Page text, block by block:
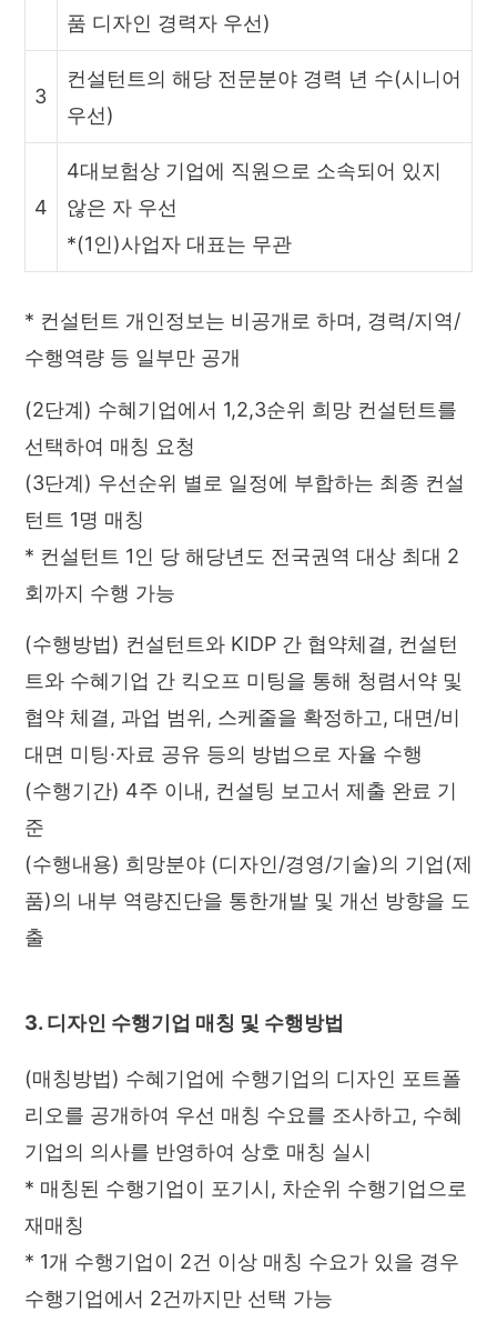
품 디자인 경력자 우선)
3
컨설턴트의 해당 전문분야 경력 년 수(시니어
우선)
4
4대보험상 기업에 직원으로 소속되어 있지
않은 자 우선
*(1인)사업자 대표는 무관
* 컨설턴트 개인정보는 비공개로 하며, 경력/지역/
수행역량 등 일부만 공개
(2단계) 수혜기업에서 1,2,3순위 희망 컨설턴트를
선택하여 매칭 요청
(3단계) 우선순위 별로 일정에 부합하는 최종 컨설
턴트 1명 매칭
* 컨설턴트 1인 당 해당년도 전국권역 대상 최대 2
회까지 수행 가능
(수행방법) 컨설턴트와 KIDP 간 협약체결, 컨설턴
트와 수혜기업 간 킥오프 미팅을 통해 청렴서약 및
협약 체결, 과업 범위, 스케줄을 확정하고, 대면/비
대면 미팅·자료 공유 등의 방법으로 자율 수행
(수행기간) 4주 이내, 컨설팅 보고서 제출 완료 기
준
(수행내용) 희망분야 (디자인/경영/기술)의 기업(제
품)의 내부 역량진단을 통한개발 및 개선 방향을 도
출
3. 디자인 수행기업 매칭 및 수행방법
(매칭방법) 수혜기업에 수행기업의 디자인 포트폴
리오를 공개하여 우선 매칭 수요를 조사하고, 수혜
기업의 의사를 반영하여 상호 매칭 실시
* 매칭된 수행기업이 포기시, 차순위 수행기업으로
재매칭
* 1개 수행기업이 2건 이상 매칭 수요가 있을 경우
수행기업에서 2건까지만 선택 가능